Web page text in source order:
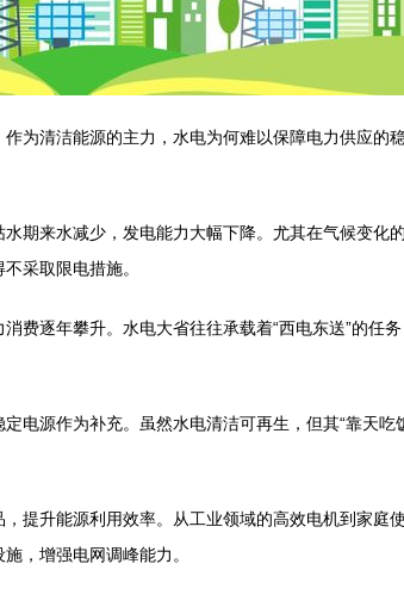
为清洁能源的主力，水电为何难以保障电力供应的
期来水减少，发电能力大幅下降。尤其在气候变化
采取限电措施。
费逐年攀升。水电大省往往承载着“西电东送”的任
电源作为补充。虽然水电清洁可再生，但其“靠天
提升能源利用效率。从工业领域的高效电机到家庭
，增强电网调峰能力。